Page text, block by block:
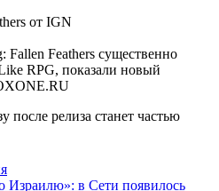
от IGN
после релиза станет частью
Израилю»: в Сети появилось